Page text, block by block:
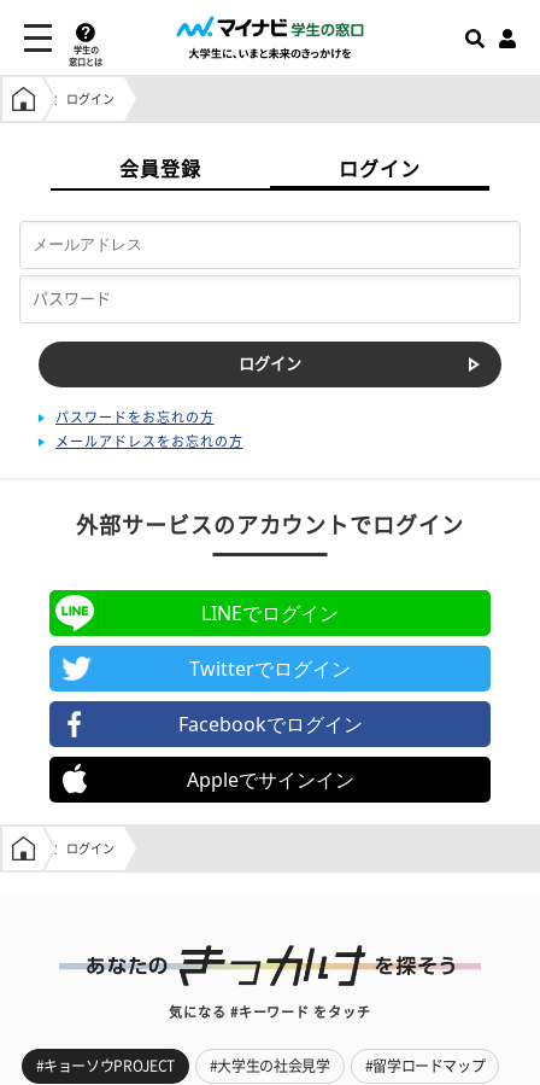
学生の
窓口とは
学生の窓口トップ
ログイン
会員登録 ログイン
パスワードをお忘れの方
メールアドレスをお忘れの方
外部サービスのアカウントでログイン
LINEでログイン
Twitterでログイン
Facebookでログイン
Appleでサインイン
学生の窓口トップ
ログイン
気になる #キーワード をタッチ
#キョーソウPROJECT #大学生の社会見学 #留学ロードマップ